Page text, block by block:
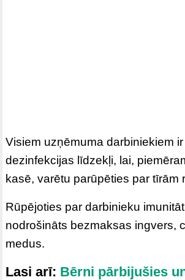
Visiem uzņēmuma darbiniekiem
dezinfekcijas līdzekļi, lai,
kasē, varētu parūpēties par tīrām
Rūpējoties par darbinieku
nodrošināts bezmaksas ingvers,
medus.
Lasi arī: Bērni pārbijušies